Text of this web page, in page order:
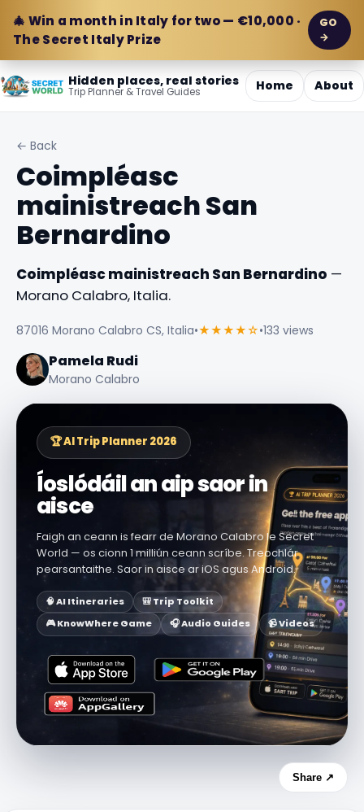
🎄 Win a month in Italy for two — €10,000 ·
The Secret Italy Prize
GO
→
Hidden places, real stories
Trip Planner & Travel Guides Home About
← Back
Coimpléasc
mainistreach San
Bernardino
Coimpléasc mainistreach San Bernardino —
Morano Calabro, Italia.
87016 Morano Calabro CS, Italia•★★★★☆•133 views
Pamela Rudi
Morano Calabro
🏆 AI Trip Planner 2026
Íoslódáil an aip saor in
aisce
Faigh an ceann is fearr de Morano Calabro le Secret
World — os cionn 1 milliún ceann scríbe. Treochlár
pearsantaithe. Saor in aisce ar iOS agus Android.
🧠 AI Itineraries
🎒 Trip Toolkit
🎮 KnowWhere Game
🎧 Audio Guides 📹 Videos
Share ↗